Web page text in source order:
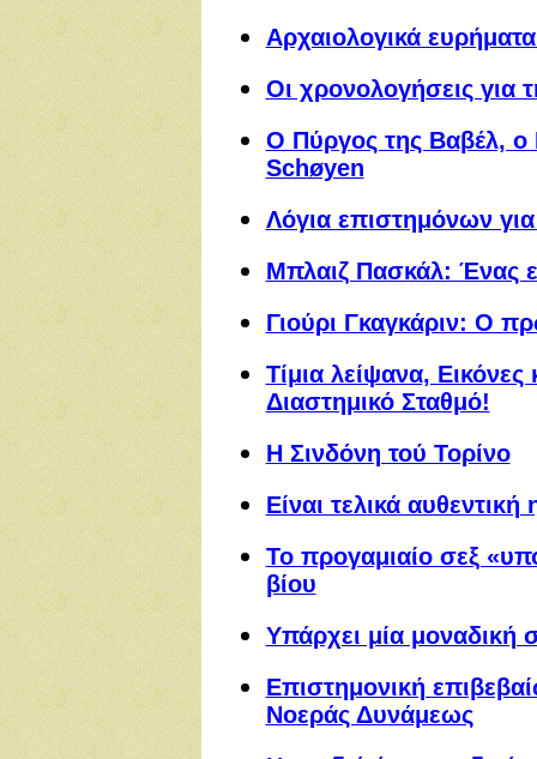
Αρχαιολογικά
Οι χρονολογήσεις για
Ο Πύργος της Βαβέλ, ο
Schøyen
Λόγια επιστημόνων
Μπλαιζ Πασκάλ: Ένας
Γιούρι Γκαγκάριν: O
Τίμια λείψανα,
Διαστημικό Σταθμό!
Η Σινδόνη τού Τορίνο
Είναι τελικά
Το προγαμιαίο σεξ
βίου
Υπάρχει μία μοναδική
Επιστημονική
Νοεράς Δυνάμεως